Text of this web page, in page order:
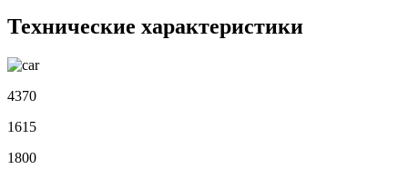
Технические характеристики
4370
1615
1800